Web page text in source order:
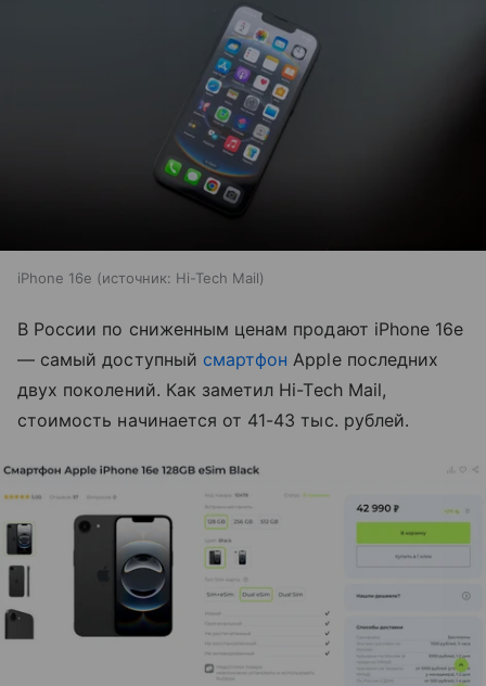
iPhone 16e источник: Hi-Tech Mail
В России по сниженным ценам продают iPhone 16e
— самый доступный смартфон Apple последних
двух поколений. Как заметил Hi-Tech Mail,
стоимость начинается от 41-43 тыс. рублей.